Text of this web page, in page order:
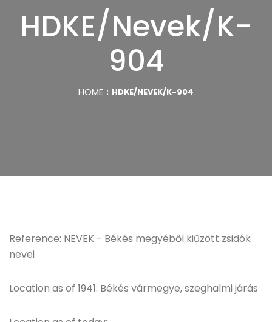
HDKE/Nevek/K-
904
HOME HDKE/NEVEK/K-904
Reference: NEVEK - Békés megyéből kiűzött zsidók
nevei
Location as of 1941: Békés vármegye, szeghalmi járás